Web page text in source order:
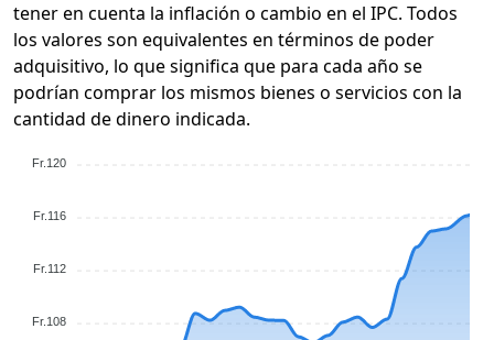
tener en cuenta la inflación o cambio en el IPC. Todos
los valores son equivalentes en términos de poder
adquisitivo, lo que significa que para cada año se
podrían comprar los mismos bienes o servicios con la
cantidad de dinero indicada.
Fr.120
Fr.116
Fr.112
Fr.108